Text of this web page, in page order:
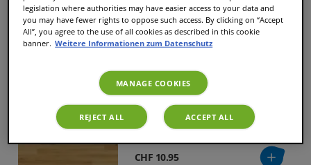
CHF 8.30
JACOBS Espresso Ristretto
Big Pack
Tassen 24|Größe S
CHF 10.95
legislation where authorities may have easier access to your data and
you may have fewer rights to oppose such access. By clicking on “Accept
All”, you agree to the use of all cookies as described in this cookie
banner. Weitere Informationen zum Datenschutz
MANAGE COOKIES
REJECT ALL ACCEPT ALL